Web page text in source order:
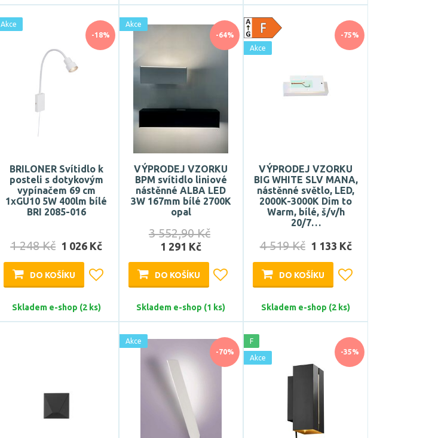
-18%
Akce
BRILONER Svítidlo k
posteli s dotykovým
vypínačem 69 cm
1xGU10 5W 400lm bílé
BRI 2085-016
1 248 Kč 1 026 Kč
DO KOŠÍKU
Skladem e-shop (2 ks)
-64%
Akce
VÝPRODEJ VZORKU
BPM svítidlo liniové
nástěnné ALBA LED
3W 167mm bílé 2700K
opal
3 552,90 Kč
1 291 Kč
DO KOŠÍKU
Skladem e-shop (1 ks)
-75%
Akce
VÝPRODEJ VZORKU
BIG WHITE SLV MANA,
nástěnné světlo, LED,
2000K-3000K Dim to
Warm, bílé, š/v/h
20/7…
4 519 Kč 1 133 Kč
DO KOŠÍKU
Skladem e-shop (2 ks)
-70%
Akce
-35%
F
Akce